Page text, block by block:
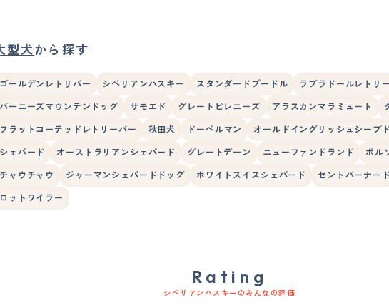
型犬から探す
ゴールデンレトリバー シベリアンハスキー スタンダードプードル ラブラドールレトリ
バーニーズマウンテンドッグ サモエド グレートピレニーズ アラスカンマラミュート
フラットコーテッドレトリーバー 秋田犬 ドーベルマン オールドイングリッシュシープ
シェパード オーストラリアンシェパード グレートデーン ニューファンドランド ボル
チャウチャウ ジャーマンシェパードドッグ ホワイトスイスシェパード セントバーナー
ロットワイラー
Rating
シベリアンハスキーのみんなの評価